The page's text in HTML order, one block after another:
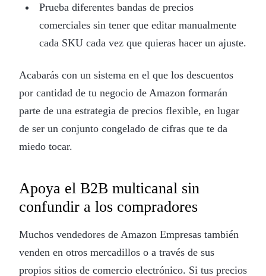
Prueba diferentes bandas de precios
comerciales sin tener que editar manualmente
cada SKU cada vez que quieras hacer un ajuste.
Acabarás con un sistema en el que los descuentos
por cantidad de tu negocio de Amazon formarán
parte de una estrategia de precios flexible, en lugar
de ser un conjunto congelado de cifras que te da
miedo tocar.
Apoya el B2B multicanal sin
confundir a los compradores
Muchos vendedores de Amazon Empresas también
venden en otros mercadillos o a través de sus
propios sitios de comercio electrónico. Si tus precios